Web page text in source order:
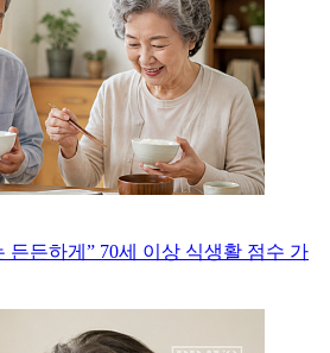
든든하게” 70세 이상 식생활 점수 가